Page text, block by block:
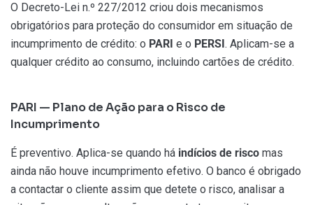
O Decreto-Lei n.º 227/2012 criou dois mecanismos
obrigatórios para proteção do consumidor em situação de
incumprimento de crédito: o PARI e o PERSI . Aplicam-se a
qualquer crédito ao consumo, incluindo cartões de crédito.
PARI — Plano de Ação para o Risco de
Incumprimento
É preventivo. Aplica-se quando há indícios de risco mas
ainda não houve incumprimento efetivo. O banco é obrigado
a contactar o cliente assim que detete o risco, analisar a